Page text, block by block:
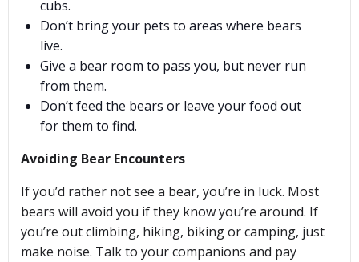
cubs.
Don’t bring your pets to areas where bears
live.
Give a bear room to pass you, but never run
from them.
Don’t feed the bears or leave your food out
for them to find.
Avoiding Bear Encounters
If you’d rather not see a bear, you’re in luck. Most
bears will avoid you if they know you’re around. If
you’re out climbing, hiking, biking or camping, just
make noise. Talk to your companions and pay